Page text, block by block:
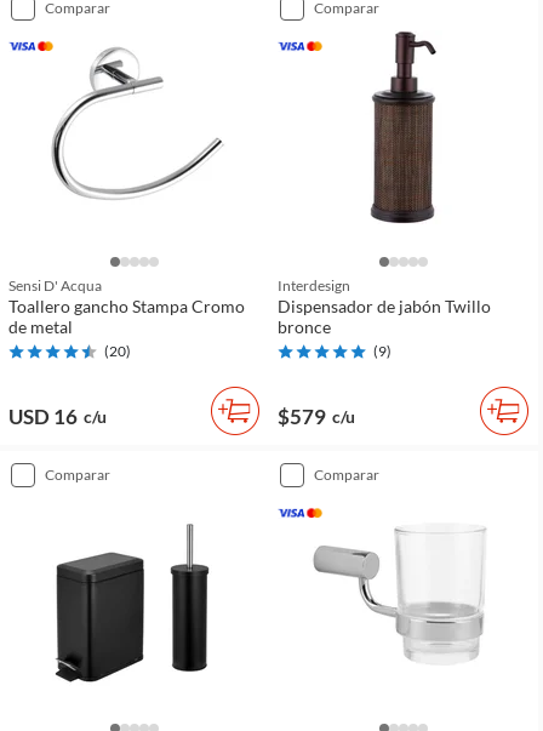
comparar
Sensi D' Acqua
Toallero gancho Stampa Cromo
de metal
(20)
USD 16 c/u
comparar
Interdesign
Dispensador de jabón Twillo
bronce
(9)
$579 c/u
comparar comparar